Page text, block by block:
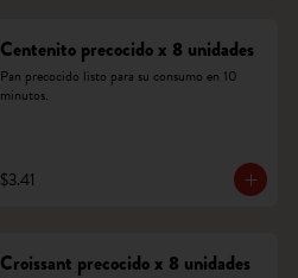
Centenito precocido x 8 unidades
Pan precocido listo para su consumo en 10
minutos.
$3.41
Croissant precocido x 8 unidades